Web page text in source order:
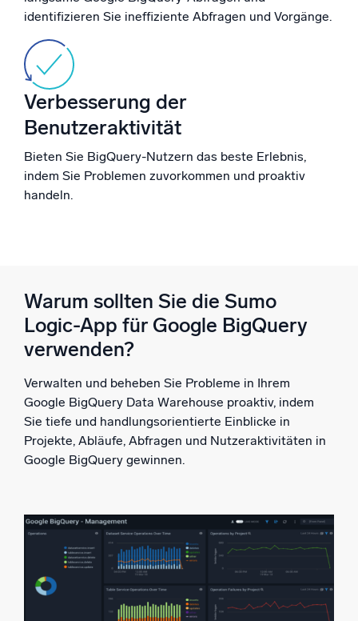
identifizieren Sie ineffiziente Abfragen und Vorgänge.
Verbesserung der
Benutzeraktivität
Bieten Sie BigQuery-Nutzern das beste Erlebnis,
indem Sie Problemen zuvorkommen und proaktiv
handeln.
Warum sollten Sie die Sumo
Logic-App für Google BigQuery
verwenden?
Verwalten und beheben Sie Probleme in Ihrem
Google BigQuery Data Warehouse proaktiv, indem
Sie tiefe und handlungsorientierte Einblicke in
Projekte, Abläufe, Abfragen und Nutzeraktivitäten in
Google BigQuery gewinnen.